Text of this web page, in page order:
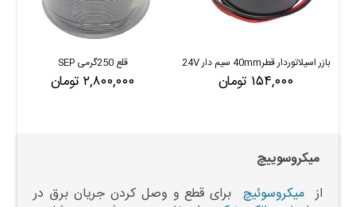
بازر اسیلاتوردار قطر40mm سیم دار 24V
۱۵۴,۰۰۰ تومان
قلع 250گرمی SEP
۲,۸۰۰,۰۰۰ تومان
میکروسوییچ
ازمیکروسوئیچ برای قطع و وصل کردن جریان برق در